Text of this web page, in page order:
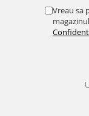
Electrocasnice
Storcatoare /
Vreau sa